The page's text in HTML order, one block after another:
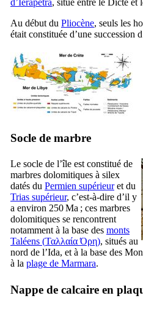
Au début du Pliocène, seuls les
était constituée d’une succession
Socle de marbre
Le socle de l’île est constitué de
marbres dolomitiques à silex
datés du Permien supérieuret du
Trias supérieur, c’est-à-dire d’il y
a environ 250 Ma ; ces marbres
dolomitiques se rencontrent
notamment à la base des monts
Taléens (Ταλλαία Όρη), situés au
nord de l’Ida, et à la base des
à la plage de Marmara.
Nappe de calcaire en